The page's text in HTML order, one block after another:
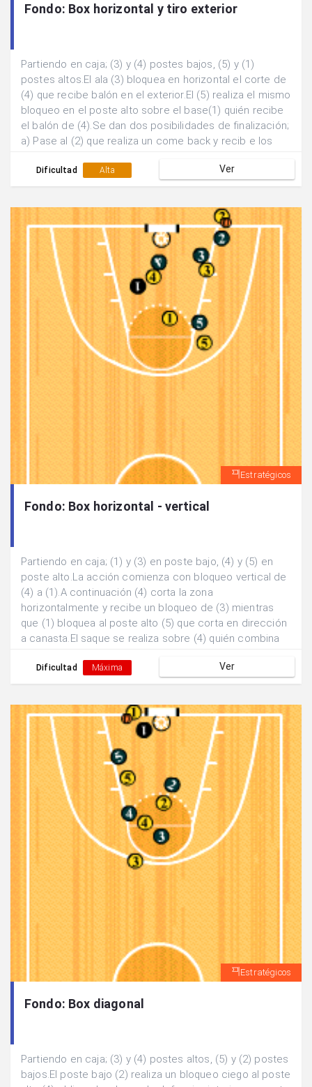
Fondo: Box horizontal y tiro exterior
Partiendo en caja; (3) y (4) postes bajos, (5) y (1)
postes altos.El ala (3) bloquea en horizontal el corte de
(4) que recibe balón en el exterior.El (5) realiza el mismo
bloqueo en el poste alto sobre el base(1) quién recibe
el balón de (4).Se dan dos posibilidades de finalización;
a) Pase al (2) que realiza un come back y recib e los
de (5) para lanzamiento extrior.
Dificultad Alta Ver
Estratégicos
Fondo: Box horizontal - vertical
Partiendo en caja; (1) y (3) en poste bajo, (4) y (5) en
poste alto.La acción comienza con bloqueo vertical de
(4) a (1).A continuación (4) corta la zona
horizontalmente y recibe un bloqueo de (3) mientras
que (1) bloquea al poste alto (5) que corta en dirección
a canasta.El saque se realiza sobre (4) quién combina
tras bloqueo de (5) para lanzamiento exterior.
Dificultad Máxima Ver
Estratégicos
Fondo: Box diagonal
Partiendo en caja; (3) y (4) postes altos, (5) y (2) postes
bajos.El poste bajo (2) realiza un bloqueo ciego al poste